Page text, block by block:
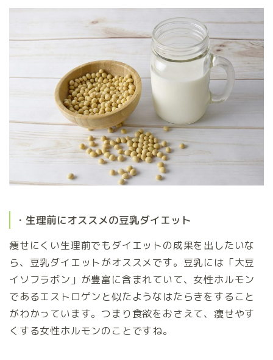
・生理前にオススメの豆乳ダイエット
痩せにくい生理前でもダイエットの成果を出したいな
ら、豆乳ダイエットがオススメです。豆乳には「大豆
イソフラボン」が豊富に含まれていて、女性ホルモン
であるエストロゲンと似たようなはたらきをすること
がわかっています。つまり食欲をおさえて、痩せやす
くする女性ホルモンのことですね。